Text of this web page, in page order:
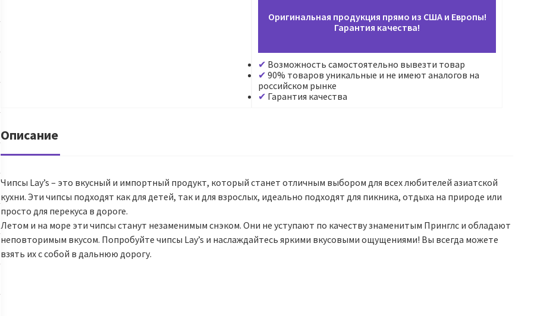
Оригинальная продукция прямо из США и Европы!
Гарантия качества!
Возможность самостоятельно вывезти товар
90% товаров уникальные и не имеют аналогов на
российском рынке
Гарантия качества
Описание
Чипсы Lay’s – это вкусный и импортный продукт, который станет отличным выбором для всех любителей азиатской
кухни. Эти чипсы подходят как для детей, так и для взрослых, идеально подходят для пикника, отдыха на природе или
просто для перекуса в дороге.
Летом и на море эти чипсы станут незаменимым снэком. Они не уступают по качеству знаменитым Принглс и обладают
неповторимым вкусом. Попробуйте чипсы Lay’s и наслаждайтесь яркими вкусовыми ощущениями! Вы всегда можете
взять их с собой в дальнюю дорогу.